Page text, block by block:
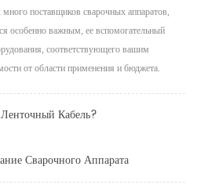
поставщиков сварочных аппаратов,
особенно важным, ее вспомогательный
соответствующего вашим
от области применения и бюджета.
Кабель?
Сварочного Аппарата